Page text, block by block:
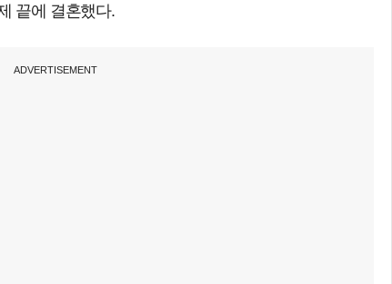
끝에 결혼했다.
ADVERTISEMENT